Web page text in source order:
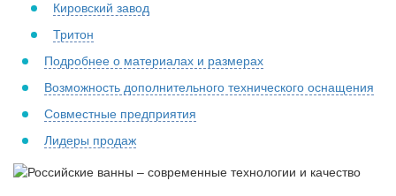
Кировский завод
Тритон
Подробнее о материалах и размерах
Возможность дополнительного технического оснащения
Совместные предприятия
Лидеры продаж